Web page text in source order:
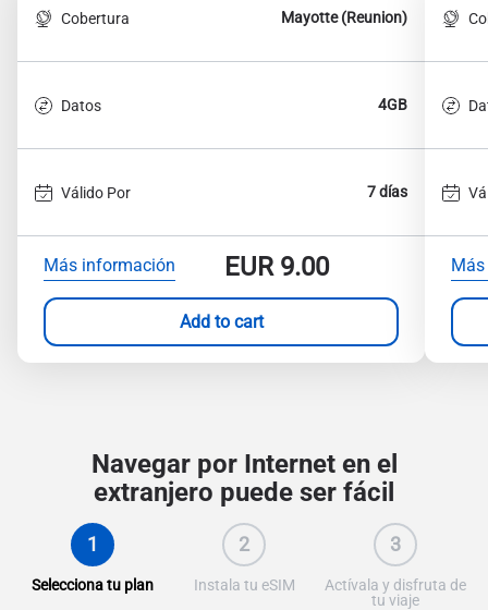
Cobertura Mayotte (Reunion)
Datos 4GB
Válido Por 7 días
Más información EUR9.00
Add to cart
Navegar por Internet en el
extranjero puede ser fácil
1
Selecciona tu plan
2
Instala tu eSIM
3
Actívala y disfruta de
tu viaje